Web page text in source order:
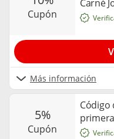
cupón
Carné
Más información
5%
cupón
Código